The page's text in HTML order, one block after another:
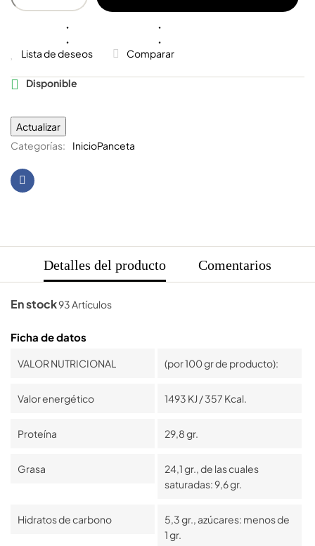
Lista de deseos Comparar
 Disponible
Categorías: InicioPanceta
Detalles del producto Comentarios
En stock93 Artículos
Ficha de datos
VALOR NUTRICIONAL (por 100 gr de producto):
Valor energético 1493 KJ / 357 Kcal.
Proteína 29,8 gr.
Grasa
24,1 gr., de las cuales
saturadas: 9,6 gr.
Hidratos de carbono
5,3 gr., azúcares: menos de
1 gr.